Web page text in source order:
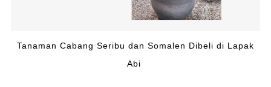
Tanaman Cabang Seribu dan Somalen Dibeli di Lapak
Abi